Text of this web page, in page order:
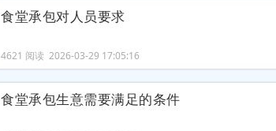
食堂承包对人员要求
4621 阅读 2026-03-29 17:05:16
食堂承包生意需要满足的条件